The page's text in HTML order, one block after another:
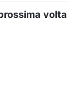
volta